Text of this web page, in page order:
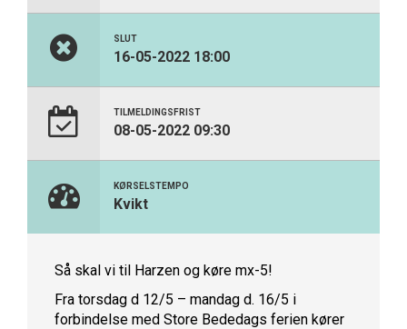
SLUT
16-05-2022 18:00
TILMELDINGSFRIST
08-05-2022 09:30
KØRSELSTEMPO
Kvikt
Så skal vi til Harzen og køre mx-5!
Fra torsdag d 12/5 – mandag d. 16/5 i
forbindelse med Store Bededags ferien kører